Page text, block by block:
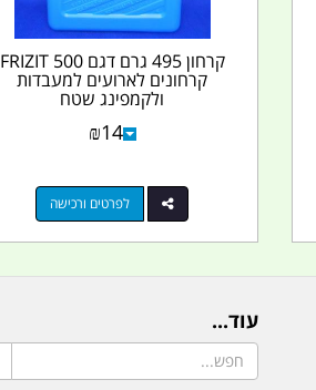
קרחון 495 גרם דגם 500 FRIZIT
קרחונים לארועים למעבדות
ולקמפינג שטח
₪14
לפרטים ורכישה
עוד...